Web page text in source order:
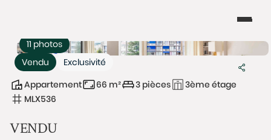
Vendu Exclusivité
11 photos
Appartement 66 m² 3 pièces
3ème étage
MLX536
VENDU